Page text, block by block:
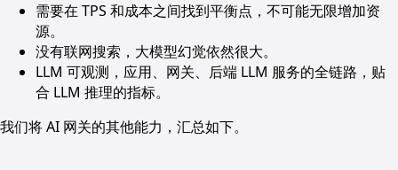
需要在 TPS 和成本之间找到平衡点，不可能无限增加资
源。
没有联网搜索，大模型幻觉依然很大。
LLM 可观测，应用、网关、后端 LLM 服务的全链路，贴
合 LLM 推理的指标。
我们将 AI 网关的其他能力，汇总如下。